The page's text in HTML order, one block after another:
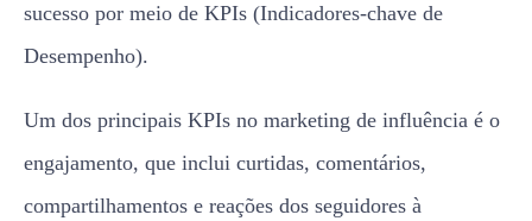
sucesso por meio de KPIs (Indicadores-chave de
Desempenho).
Um dos principais KPIs no marketing de influência é o
engajamento, que inclui curtidas, comentários,
compartilhamentos e reações dos seguidores à